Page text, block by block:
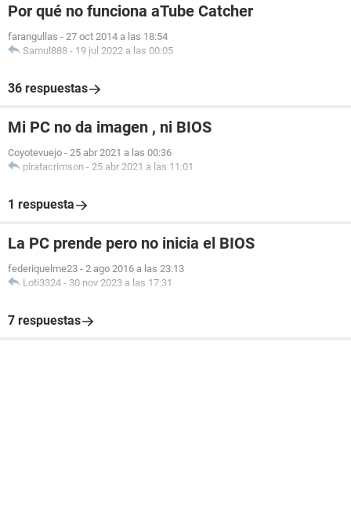
Por qué no funciona aTube Catcher
farangullas - 27 oct 2014 a las 18:54
Samul888 - 19 jul 2022 a las 00:05
36 respuestas
Mi PC no da imagen , ni BIOS
Coyotevuejo - 25 abr 2021 a las 00:36
piratacrimson - 25 abr 2021 a las 11:01
1 respuesta
La PC prende pero no inicia el BIOS
federiquelme23 - 2 ago 2016 a las 23:13
Loti3324 - 30 nov 2023 a las 17:31
7 respuestas